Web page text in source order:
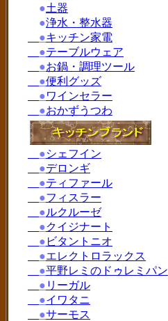
●土器
●浄水・整水器
●キッチン家電
●テーブルウェア
●お鍋・調理ツール
●便利グッズ
●ワインセラー
●おかずうつわ
●シェフイン
●デロンギ
●ティファール
●フィスラー
●ルクルーゼ
●クイジナート
● ビタントニオ
●エレクトロラックス
●平野レミのドゥレミパン
● リーガル
●イワタニ
●サーモス